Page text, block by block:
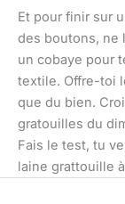
Et pour finir sur
des boutons, ne
un cobaye pour
textile. Offre-toi
que du bien.
gratouilles du
Fais le test, tu
laine grattouille